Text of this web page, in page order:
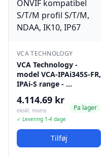
VCA TECHNOLOGY
VCA Technology -
model VCA-IPAi345S-FR,
IPAi-S range - …
4.114.69 kr
ekskl. moms
✓ Levering 1-4 dage
Pa lager
Tilføj